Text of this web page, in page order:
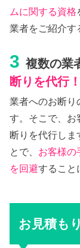
ムに関する資格
業者をご紹介す
3 複数の業
断りを代行！
業者へのお断り
す。そこで、お
断りを代行しま
とで、 お客様の
を回避すること
お見積も